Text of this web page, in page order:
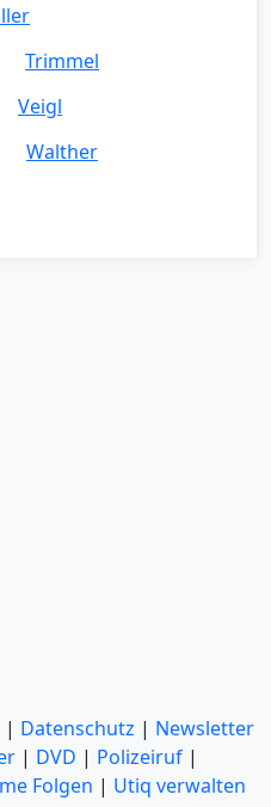
Trimmel
Veigl
Walther
| Datenschutz | Newsletter
| DVD | Polizeiruf |
Folgen | Utiq verwalten